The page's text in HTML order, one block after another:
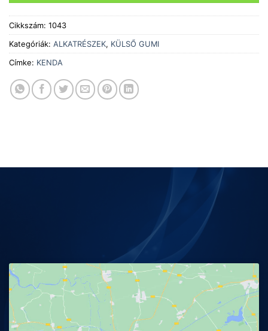
Cikkszám: 1043
Kategóriák: ALKATRÉSZEK, KÜLSŐ GUMI
Címke: KENDA